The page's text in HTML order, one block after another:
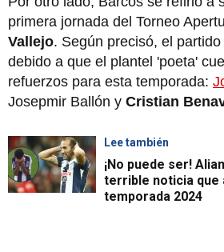
primera jornada del Torneo
Vallejo. Según precisó, el
debido a que el plantel 'poeta'
refuerzos para esta temporada:
Josepmir Ballón y Cristian
Lee también
¡No puede ser!
terrible noticia que
temporada 2024